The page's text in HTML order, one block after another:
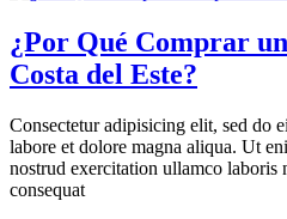
¿Por Qué Comprar
Costa del Este?
Consectetur adipisicing elit, sed do
labore et dolore magna aliqua. Ut
nostrud exercitation ullamco laboris
consequat